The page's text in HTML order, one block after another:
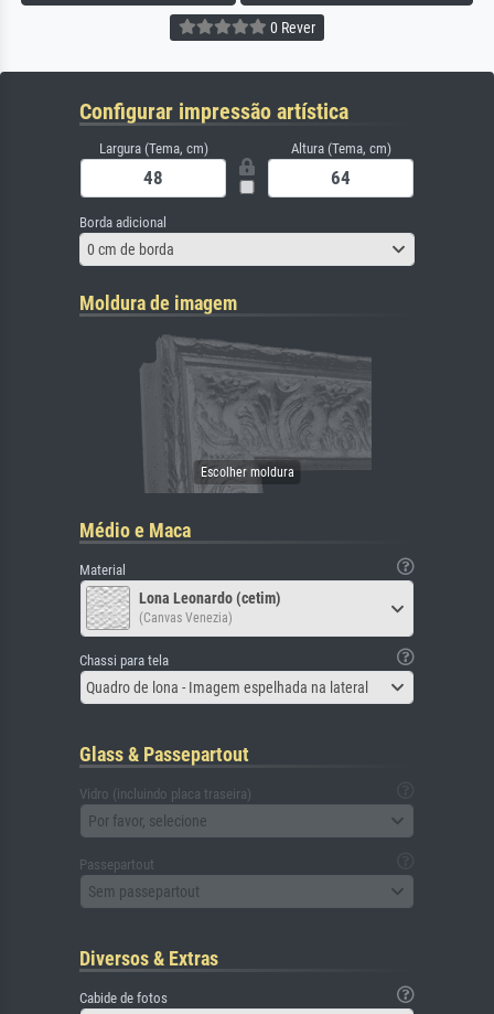
0 Rever
Configurar impressão artística
Largura (Tema, cm) Altura (Tema, cm)
Borda adicional
0 cm de borda
Moldura de imagem
Médio e Maca
Material
Lona Leonardo (cetim)
(Canvas Venezia)
Chassi para tela
Quadro de lona - Imagem espelhada na lateral
Glass & Passepartout
Vidro (incluindo placa traseira)
Por favor, selecione
Passepartout
Sem passepartout
Diversos & Extras
Cabide de fotos